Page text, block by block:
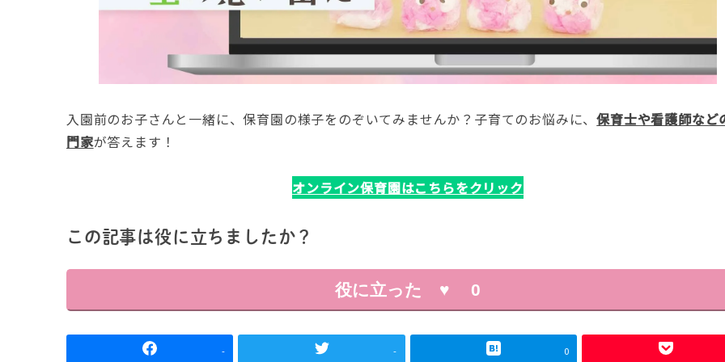
入園前のお子さんと一緒に、保育園の様子をのぞいてみませんか？子育てのお悩みに、保育士や看護師など
門家が答えます！
オンライン保育園はこちらをクリック
この記事は役に立ちましたか？
役に立った ♥ 0
- - 0